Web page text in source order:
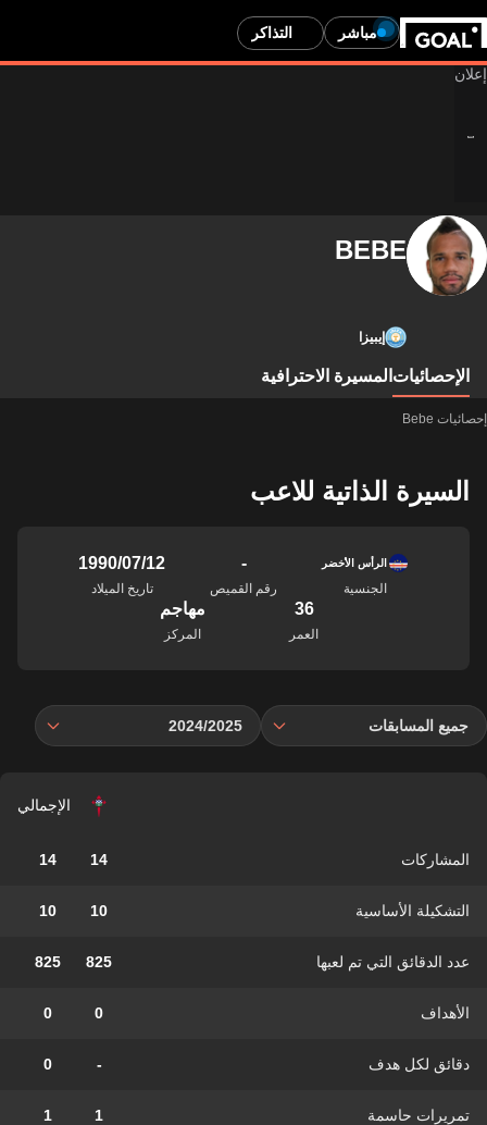
مباشر التذاكر
BEBE
إيبيزا
الإحصائيات المسيرة الاحترافية
إحصائيات Bebe
السيرة الذاتية للاعب
الرأس الأخضر
الجنسية
-
رقم القميص
12‏/07‏/1990
تاريخ الميلاد
36
العمر
مهاجم
المركز
جميع المسابقات 2024/2025
الإجمالي
المشاركات 14
14
التشكيلة الأساسية 10
10
عدد الدقائق التي تم لعبها 825
825
الأهداف 0
0
دقائق لكل هدف -
0
تمريرات حاسمة 1
1